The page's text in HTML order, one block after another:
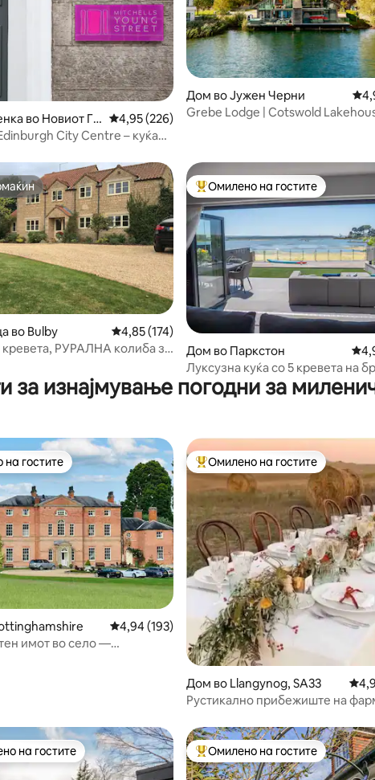
5, 241 рецензии
во Новиот Гр
Просечна оцена: 4,95 од 5, 226 рецензии
4,95 (226)
City Centre – куќа
Дом во Јужен Черни
Grebe Lodge | Cotswold
5, 254 рецензии
во Bulby Просечна оцена: 4,85 од 5, 174 рецензии
4,85 (174)
кревета, РУРАЛНА колиба за
Меѓу најуспешните „Омилени на
Омилено на гостите
Дом во Паркстон
Луксузна куќа со 5 кревета на
за изнајмување погодни за
5, 346 рецензии
гостите
гостите
Просечна оцена: 4,94 од 5, 193 рецензии
4,94 (193)
имот во село —
Меѓу најуспешните „Омилени на
Омилено на гостите
Дом во Llangynog, SA33
Рустикално прибежиште на
„Омилени на гостите“
на гостите Меѓу најуспешните „Омилени на
Омилено на гостите